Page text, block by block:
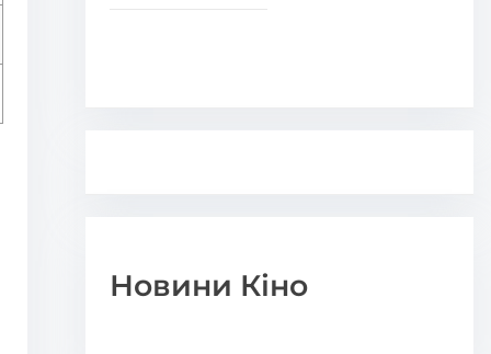
Новини Кіно